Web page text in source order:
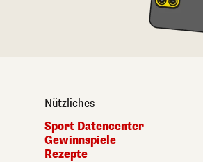
Nützliches
Sport Datencenter
Gewinnspiele
Rezepte